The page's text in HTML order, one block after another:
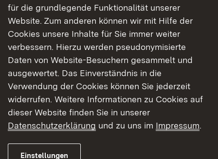
Pausen und Ausruhen
Beschäftigungsverbote
Kündigungsschutz
für die grundlegende Funktionalität unserer
Website. Zum anderen können wir mit Hilfe der
Cookies unsere Inhalte für Sie immer weiter
verbessern. Hierzu werden pseudonymisierte
Daten von Website-Besuchern gesammelt und
ausgewertet. Das Einverständnis in die
Verwendung der Cookies können Sie jederzeit
widerrufen. Weitere Informationen zu Cookies auf
dieser Website finden Sie in unserer
Datenschutzerklärung und zu uns im Impressum.
Einstellungen